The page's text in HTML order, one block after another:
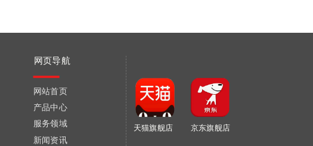
天猫旗舰店
网页导航
网站首页
服务领域
新闻资讯
产品中心
京东旗舰店